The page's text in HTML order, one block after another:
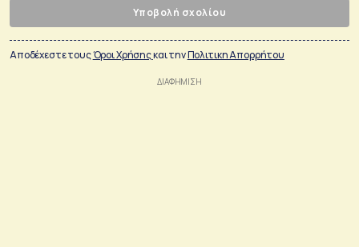
Υποβολή σχολίου
Αποδέχεστε τουςΌροι Χρήσηςκαι τηνΠολιτικη Απορρήτου